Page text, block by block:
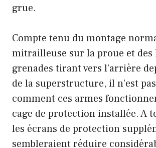
grue.
Compte tenu du montage
mitrailleuse sur la proue et des
grenades tirant vers l’arrière
de la superstructure, il n’est
comment ces armes
cage de protection installée. A
les écrans de protection
sembleraient réduire